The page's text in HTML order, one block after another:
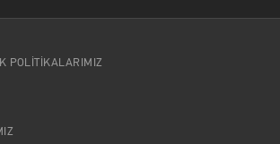
POLİTİKALARIMIZ